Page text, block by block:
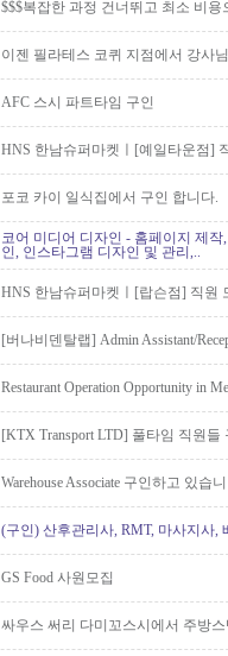
$$$복잡한 과정 건너뛰고 최소 비
이젠 필라테스 코퀴 지점에서 강사
AFC 스시 파트타임 구인
HNS 한남슈퍼마켓ㅣ[예일타운점]
포코 카이 일식집에서 구인 합니다.
코어 미디어 디자인 - 홈페이지 제
인, 인스타그램 디자인 및 관리,..
HNS 한남슈퍼마켓ㅣ[랍슨점] 직원
[버나비덴탈랩] Admin Assistant/
Restaurant Operation Opportunity in
[KTX Transport LTD] 풀타임 직원
Warehouse Associate 구인하고 있습
(구인) 산후관리사, RMT, 마사지사,
GS Food 사원모집
싸우스 써리 다미꼬스시에서 주방